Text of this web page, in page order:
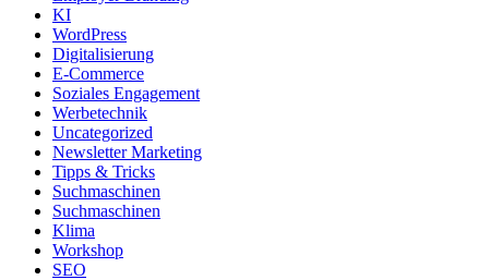
KI
WordPress
Digitalisierung
E-Commerce
Soziales Engagement
Werbetechnik
Uncategorized
Newsletter Marketing
Tipps & Tricks
Suchmaschinen
Suchmaschinen
Klima
Workshop
SEO